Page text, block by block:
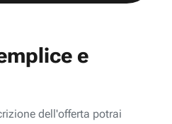
e
dell'offerta potrai